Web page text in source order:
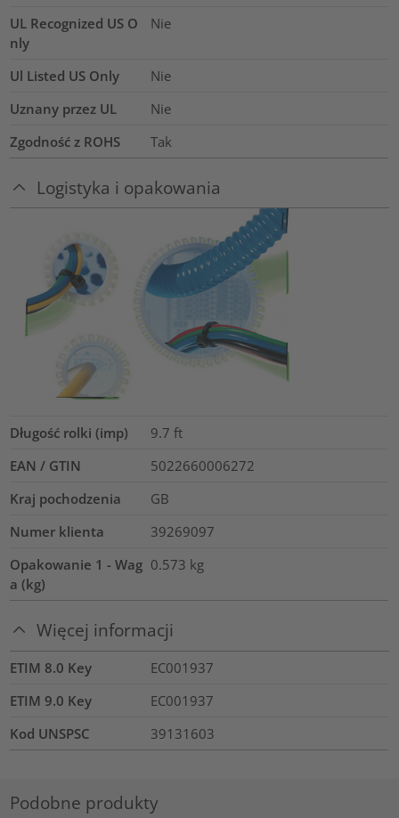
UL Recognized US O
nly
Nie
Ul Listed US Only
Nie
Uznany przez UL
Nie
Zgodność z ROHS
Tak
Logistyka i opakowania
Długość rolki (imp) 9.7 ft
EAN / GTIN
5022660006272
Kraj pochodzenia
GB
Numer klienta
39269097
Opakowanie 1 - Wag
a (kg)
0.573 kg
Więcej informacji
ETIM 8.0 Key
EC001937
ETIM 9.0 Key
EC001937
Kod UNSPSC
39131603
Podobne produkty